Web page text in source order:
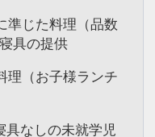
準じた料理（品数
具の提供
理（お子様ランチ
具なしの未就学児